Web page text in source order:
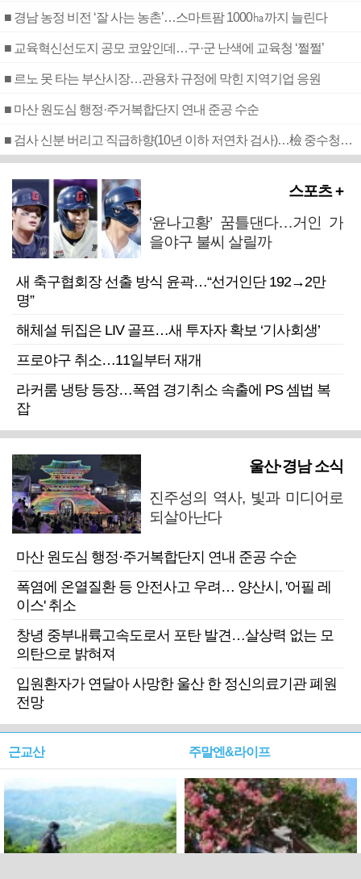
■ 경남 농정 비전 ‘잘 사는 농촌’…스마트팜 1000㏊까지 늘린다
■ 교육혁신선도지 공모 코앞인데…구·군 난색에 교육청 ‘쩔쩔’
■ 르노 못 타는 부산시장…관용차 규정에 막힌 지역기업 응원
■ 마산 원도심 행정·주거복합단지 연내 준공 수순
■ 검사 신분 버리고 직급하향(10년 이하 저연차 검사)…檢 중수청행 기피
스포츠 +
‘윤나고황’ 꿈틀댄다…거인 가
을야구 불씨 살릴까
새 축구협회장 선출 방식 윤곽…“선거인단 192→2만
명”
해체설 뒤집은 LIV 골프…새 투자자 확보 ‘기사회생’
프로야구 취소…11일부터 재개
라커룸 냉탕 등장…폭염 경기취소 속출에 PS 셈법 복
잡
울산·경남 소식
진주성의 역사, 빛과 미디어로
되살아난다
마산 원도심 행정·주거복합단지 연내 준공 수순
폭염에 온열질환 등 안전사고 우려… 양산시, '어필 레
이스' 취소
창녕 중부내륙고속도로서 포탄 발견…살상력 없는 모
의탄으로 밝혀져
입원환자가 연달아 사망한 울산 한 정신의료기관 폐원
전망
근교산 주말엔&라이프